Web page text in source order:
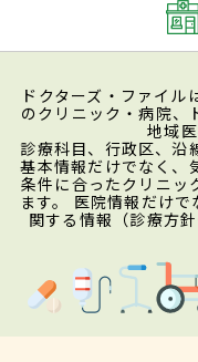
ドクターズ・ファイ
のクリニック・病院、
地域
診療科目、行政区、沿
基本情報だけでなく、
条件に合ったクリニッ
ます。 医院情報だけ
関する情報（診療方